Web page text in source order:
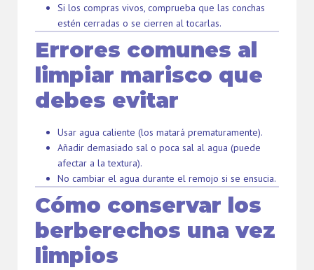
Si los compras vivos, comprueba que las conchas
estén cerradas o se cierren al tocarlas.
Errores comunes al
limpiar marisco que
debes evitar
Usar agua caliente (los matará prematuramente).
Añadir demasiado sal o poca sal al agua (puede
afectar a la textura).
No cambiar el agua durante el remojo si se ensucia.
Cómo conservar los
berberechos una vez
limpios